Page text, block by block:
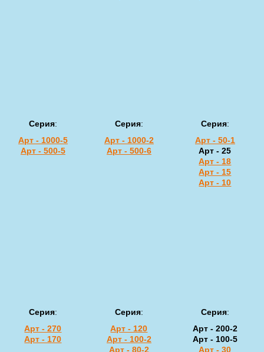
Серия:
Арт - 1000-5
Арт - 500-5
Серия:
Арт - 1000-2
Арт - 500-6
Серия:
Арт - 50-1
Арт - 25
Арт - 18
Арт - 15
Арт - 10
Серия:
Арт - 270
Арт - 170
Серия:
Арт - 120
Арт - 100-2
Арт - 80-2
Серия:
Арт - 200-2
Арт - 100-5
Арт - 30